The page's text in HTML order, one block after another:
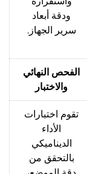
ودقة أبعاد
سرير الجهاز.
الفحص النهائي
والاختبار
تقوم اختبارات
الأداء
الديناميكي
بالتحقق من